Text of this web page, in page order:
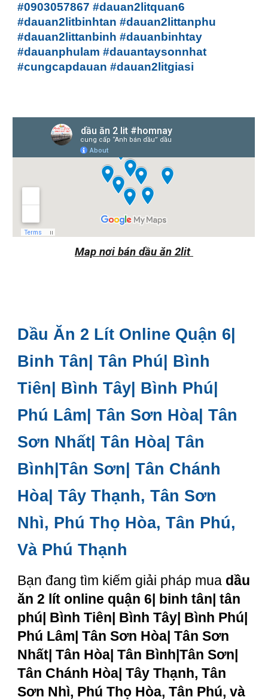
#0903057867 #dauan2litquan6
#dauan2litbinhtan #dauan2littanphu
#dauan2littanbinh #dauanbinhtay
#dauanphulam #dauantaysonnhat
#cungcapdauan #dauan2litgiasi
Map nơi bán dầu ăn 2lit
Dầu Ăn 2 Lít Online Quận 6|
Binh Tân| Tân Phú| Bình
Tiên| Bình Tây| Bình Phú|
Phú Lâm| Tân Sơn Hòa| Tân
Sơn Nhất| Tân Hòa| Tân
Bình|Tân Sơn| Tân Chánh
Hòa| Tây Thạnh, Tân Sơn
Nhì, Phú Thọ Hòa, Tân Phú,
Và Phú Thạnh
Bạn đang tìm kiếm giải pháp mua dầu
ăn 2 lít online quận 6| binh tân| tân
phú| Bình Tiên| Bình Tây| Bình Phú|
Phú Lâm| Tân Sơn Hòa| Tân Sơn
Nhất| Tân Hòa| Tân Bình|Tân Sơn|
Tân Chánh Hòa| Tây Thạnh, Tân
Sơn Nhì, Phú Thọ Hòa, Tân Phú, và